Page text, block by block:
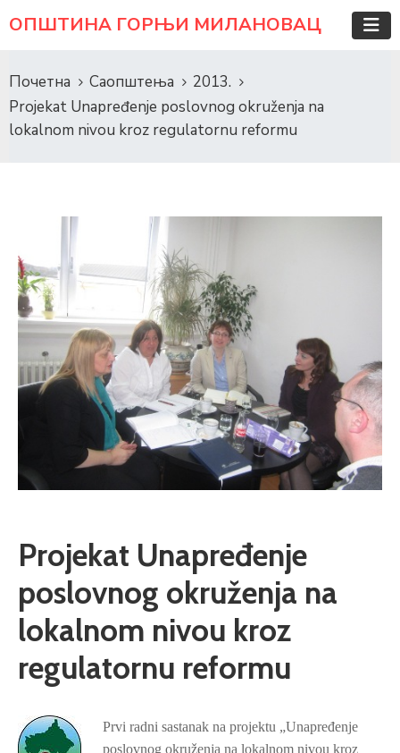
ОПШТИНА ГОРЊИ МИЛАНОВАЦ
Почетна Саопштења
2013.
Projekat Unapređenje poslovnog okruženja na
lokalnom nivou kroz regulatornu reformu
Projekat Unapređenje
poslovnog okruženja na
lokalnom nivou kroz
regulatornu reformu
Prvi radni sastanak na projektu „Unapređenje
poslovnog okruženja na lokalnom nivou kroz